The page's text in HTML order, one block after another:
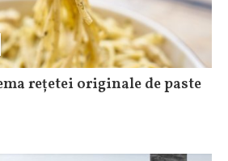
rețetei originale de paste